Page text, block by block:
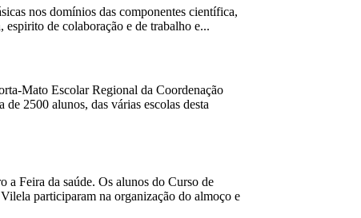
nos domínios das componentes científica,
de colaboração e de trabalho e...
Mato Escolar Regional da Coordenação
2500 alunos, das várias escolas desta
Feira da saúde. Os alunos do Curso de
participaram na organização do almoço e